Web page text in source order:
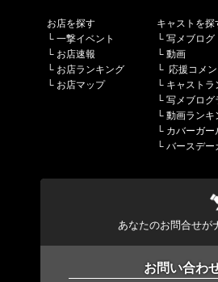
お店を探す
└ 一撃イベント
└ お店速報
└ お店ランキング
└ お店マップ
キャストを探
└ 写メブログ
└ 動画
└ 応援コメ
└ キャストラ
└ 写メブログ
└ 動画ランキ
└ カバーガー
└ バースデー
あなたのお問合せが
お問い合わ